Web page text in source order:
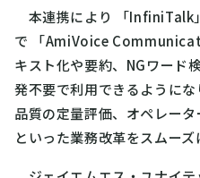
本連携により 「InfiniTalk
で 「AmiVoice
キスト化や要約、NGワード
発不要で利用できるように
品質の定量評価、オペレー
といった業務改革をスムーズ